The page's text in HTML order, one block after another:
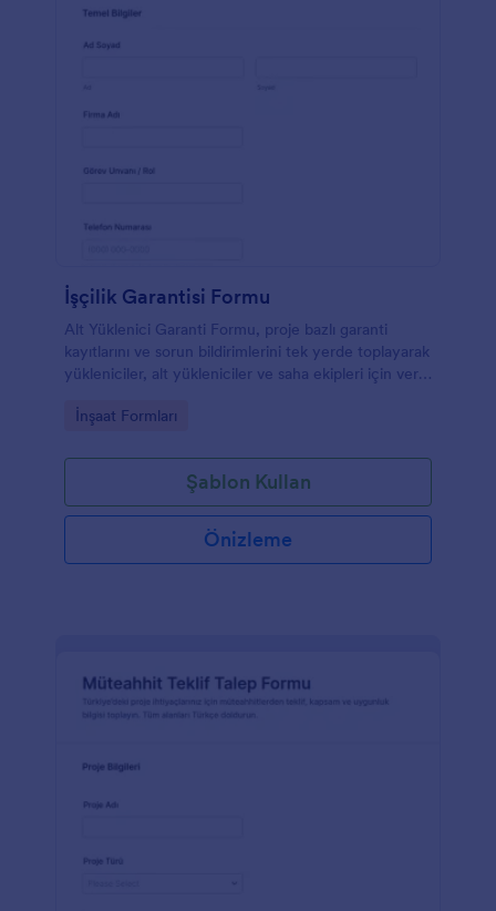
İşçilik Garantisi Formu
Alt Yüklenici Garanti Formu, proje bazlı garanti
kayıtlarını ve sorun bildirimlerini tek yerde toplayarak
yükleniciler, alt yükleniciler ve saha ekipleri için veri
Go to Category:
İnşaat Formları
Şablon Kullan
Önizleme